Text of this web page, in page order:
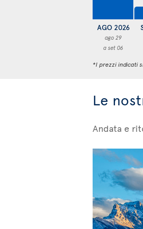
AGO 2026
ago 29
a set 06
*I prezzi indicati
Le
Andata e